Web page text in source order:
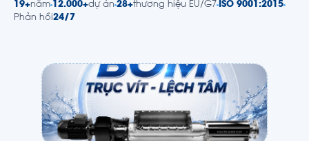
19+năm 12.000+dự án 28+thương hiệu EU/G7
ISO 9001:2015
Phản hồi24/7